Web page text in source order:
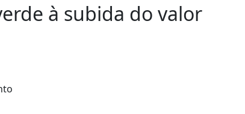
à subida do valor